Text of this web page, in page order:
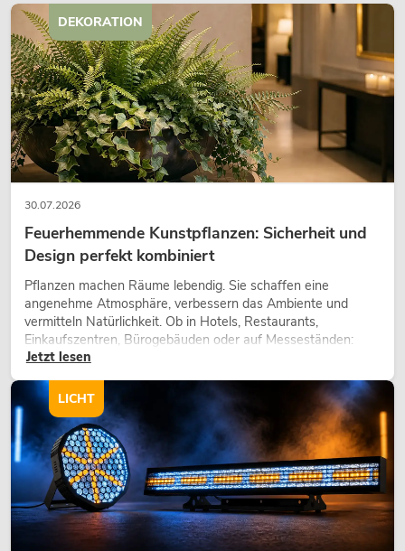
30.07.2026
Feuerhemmende Kunstpflanzen: Sicherheit und
Design perfekt kombiniert
Pflanzen machen Räume lebendig. Sie schaffen eine
angenehme Atmosphäre, verbessern das Ambiente und
vermitteln Natürlichkeit. Ob in Hotels, Restaurants,
Einkaufszentren, Bürogebäuden oder auf Messeständen:
eine hochwertige Begrünung gehört heute längst zum
Jetzt lesen
DEKORATION
LICHT